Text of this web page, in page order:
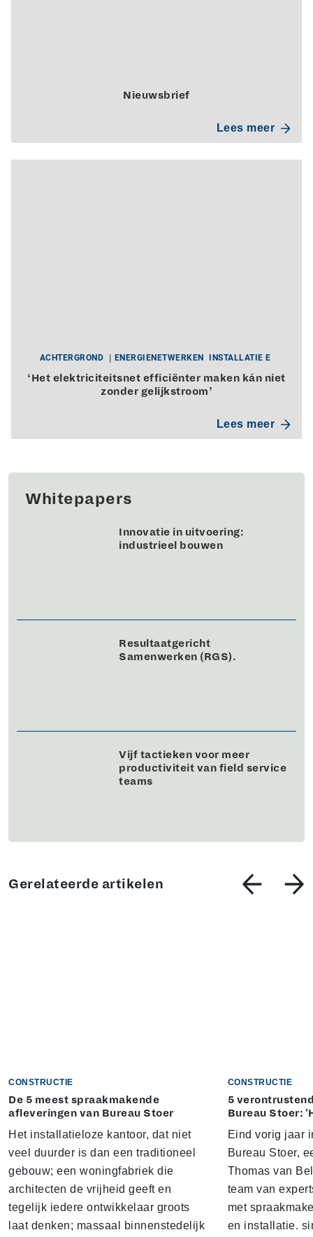
Nieuwsbrief
Lees meer
ACHTERGROND ENERGIENETWERKEN INSTALLATIE E
‘Het elektriciteitsnet efficiënter maken kán niet
zonder gelijkstroom’
Lees meer
Whitepapers
Innovatie in uitvoering:
industrieel bouwen
Resultaatgericht
Samenwerken (RGS).
Vijf tactieken voor meer
productiviteit van field service
teams
Gerelateerde artikelen
CONSTRUCTIE
De 5 meest spraakmakende
afleveringen van Bureau Stoer
Het installatieloze kantoor, dat niet
veel duurder is dan een traditioneel
gebouw; een woningfabriek die
architecten de vrijheid geeft en
tegelijk iedere ontwikkelaar groots
laat denken; massaal binnenstedelijk
CONSTRUCTIE
5
Bureau Stoer:
Eind vorig jaar
Bureau Stoer,
Thomas van
team van
met
en installatie.